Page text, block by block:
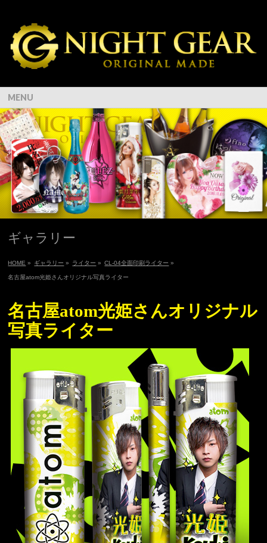
MENU
ギャラリー
HOME » ギャラリー » ライター » CL-04全面印刷ライター »
名古屋atom光姫さんオリジナル写真ライター
名古屋atom光姫さんオリジナル
写真ライター